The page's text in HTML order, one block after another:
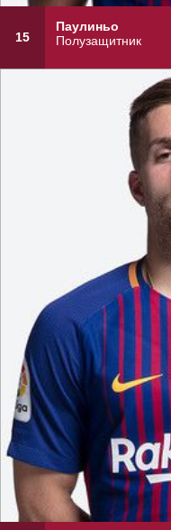
15
Паулиньо
Полузащитник